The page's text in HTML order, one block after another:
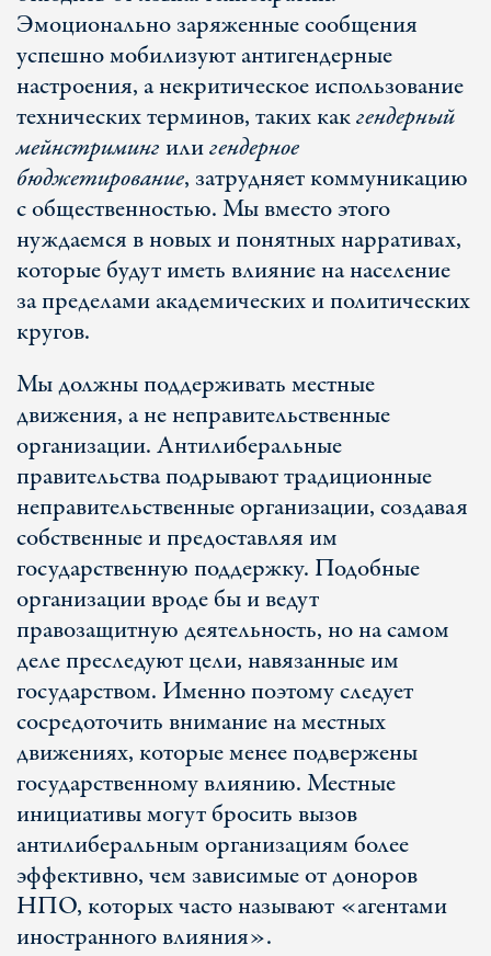
Эмоционально заряженные сообщения
успешно мобилизуют антигендерные
настроения, а некритическое использование
технических терминов, таких какгендерный
мейнстримингилигендерное
бюджетирование, затрудняет коммуникацию
с общественностью. Мы вместо этого
нуждаемся в новых и понятных нарративах,
которые будут иметь влияние на население
за пределами академических и политических
кругов.
Мы должны поддерживать местные
движения, а не неправительственные
организации. Антилиберальные
правительства подрывают традиционные
неправительственные организации, создавая
собственные и предоставляя им
государственную поддержку. Подобные
организации вроде бы и ведут
правозащитную деятельность, но на самом
деле преследуют цели, навязанные им
государством. Именно поэтому следует
сосредоточить внимание на местных
движениях, которые менее подвержены
государственному влиянию. Местные
инициативы могут бросить вызов
антилиберальным организациям более
эффективно, чем зависимые от доноров
НПО, которых часто называют «агентами
иностранного влияния».